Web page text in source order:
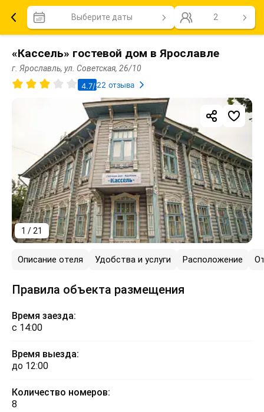
Выберите даты 2
«Кассель» гостевой дом в Ярославле
г. Ярославль, ул. Советская, 26/10
4.7/522 отзыва
1 / 21
Описание отеля Удобства и услуги Расположение
Правила объекта размещения
Время заезда:
с 14:00
Время выезда:
до 12:00
Количество номеров:
8